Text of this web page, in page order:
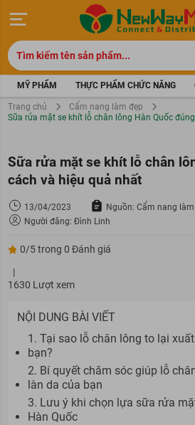
MỸ PHẨM THỰC PHẨM CHỨC NĂNG
Trang chủ
Cẩm nang làm đẹp
Sữa rửa mặt se khít lỗ chân lông Hàn Quốc
Sữa rửa mặt se khít lỗ chân
cách và hiệu quả nhất
13/04/2023
Nguồn: Cẩm nang làm
Người đăng: Đình Linh
0/5 trong 0 Đánh giá
|
1630 Lượt xem
NỘI DUNG BÀI VIẾT
1. Tại sao lỗ chân lông to lại
bạn?
2. Bí quyết chăm sóc giúp lỗ
làn da của bạn
3. Lưu ý khi chọn lựa sữa rửa
Hàn Quốc